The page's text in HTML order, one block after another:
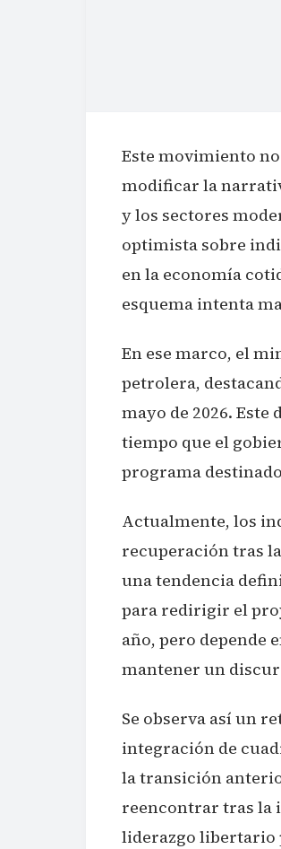
Este movimiento
modificar la
y los sectores
optimista sobre
en la economía
esquema intenta
En ese marco, el
petrolera,
mayo de 2026.
tiempo que el
programa
Actualmente, los
recuperación tras
una tendencia
para redirigir el
año, pero depende
mantener un
Se observa así un
integración de
la transición
reencontrar tras la
liderazgo libertario